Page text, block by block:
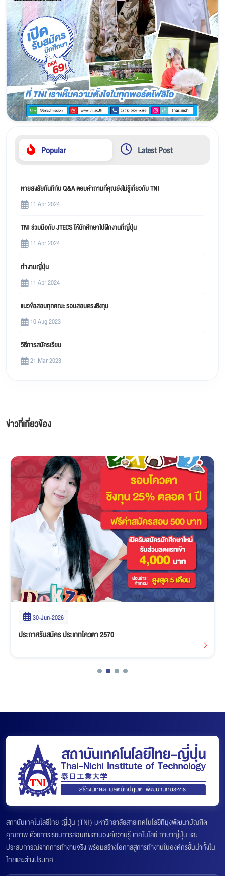
Popular Latest Post
หายสงสัยทันทีกับ Q&A ตอบคำถามที่คุณยังไม่รู้เกี่ยวกับ TNI
11 Apr 2024
TNI ร่วมมือกับ JTECS ให้นักศึกษาไปฝึกงานที่ญี่ปุ่น
11 Apr 2024
ทำงานญี่ปุ่น
11 Apr 2024
แนวข้อสอบทุกคณะ รอบสอบตรงชิงทุน
10 Aug 2023
วิธีการสมัครเรียน
21 Mar 2023
ข่าวที่เกี่ยวข้อง
30-Jun-2026
ประกาศรับสมัคร ประเภทโควตา 2570
สถาบันเทคโนโลยีไทย-ญี่ปุ่น (TNI) มหาวิทยาลัยสายเทคโนโลยีที่มุ่งพัฒนาบัณฑิต
คุณภาพ ด้วยการเรียนการสอนที่ผสานองค์ความรู้ เทคโนโลยี ภาษาญี่ปุ่น และ
ประสบการณ์จากการทำงานจริง พร้อมสร้างโอกาสสู่การทำงานในองค์กรชั้นนำทั้งใน
ไทยและต่างประเทศ